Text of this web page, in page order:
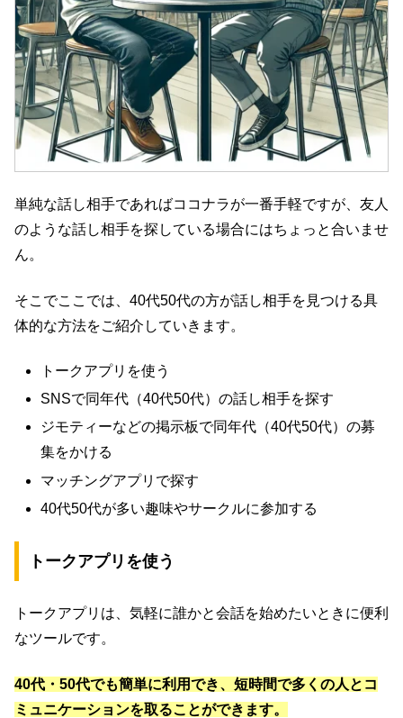
単純な話し相手であればココナラが一番手軽ですが、友人
のような話し相手を探している場合にはちょっと合いませ
ん。
そこでここでは、40代50代の方が話し相手を見つける具
体的な方法をご紹介していきます。
トークアプリを使う
SNSで同年代（40代50代）の話し相手を探す
ジモティーなどの掲示板で同年代（40代50代）の募
集をかける
マッチングアプリで探す
40代50代が多い趣味やサークルに参加する
トークアプリを使う
トークアプリは、気軽に誰かと会話を始めたいときに便利
なツールです。
40代・50代でも簡単に利用でき、短時間で多くの人とコ
ミュニケーションを取ることができます。